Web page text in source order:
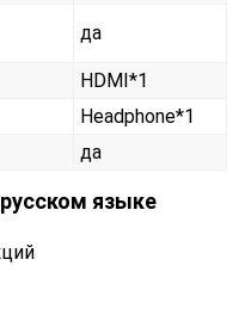
да
HDMI*1
Headphone*1
да
русском языке